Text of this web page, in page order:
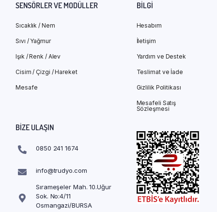
SENSÖRLER VE MODÜLLER
Sıcaklık / Nem
Sıvı / Yağmur
Işık / Renk / Alev
Cisim / Çizgi / Hareket
Mesafe
BILGI
Hesabım
İletişim
Yardım ve Destek
Teslimat ve İade
Gizlilik Politikası
Mesafeli Satış
Sözleşmesi
BIZE ULAŞIN
0850 241 1674
info@trudyo.com
Sırameşeler Mah. 10.Uğur
Sok. No:4/11
Osmangazi/BURSA